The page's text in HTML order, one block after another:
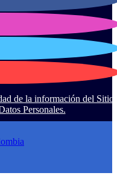
de la información del Sitio
Personales.